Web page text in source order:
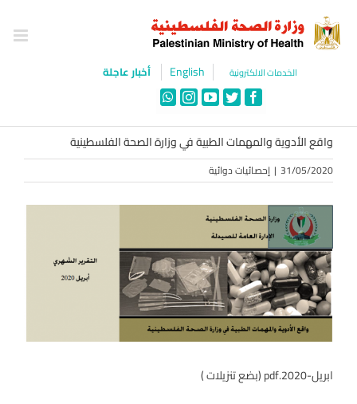
content
الخدمات الالكترونية English أخبار عاجلة
Facebook
Twitter
YouTube
Instagram
WhatsApp
واقع الأدوية والمهمات الطبية في وزارة الصحة الفلسطينية
31/05/2020
| إحصائيات دوائية
ابريل-2020.pdf (بضع تنزيلات )